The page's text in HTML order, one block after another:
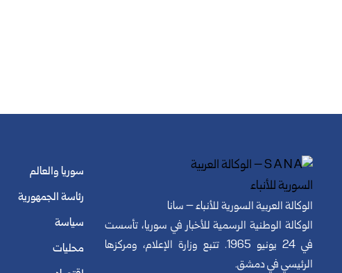
الوكالة العربية السورية للأنباء – سانا
الوكالة الوطنية الرسمية للأخبار في سوريا، تأسست
في 24 يونيو 1965. تتبع وزارة الإعلام، ومركزها
الرئيسي في دمشق.
سوريا والعالم
رئاسة الجمهورية
سياسة
محليات